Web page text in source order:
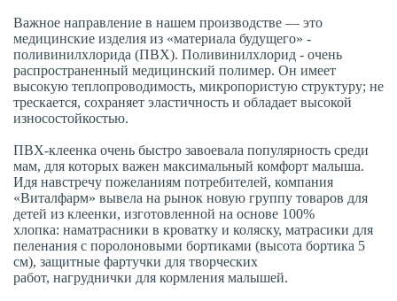
Важное направление в нашем производстве — это
медицинские изделия из «материала будущего» -
поливинилхлорида (ПВХ). Поливинилхлорид - очень
распространенный медицинский полимер. Он имеет
высокую теплопроводимость, микропористую структуру; не
трескается, сохраняет эластичность и обладает высокой
износостойкостью.
ПВХ-клеенка очень быстро завоевала популярность среди
мам, для которых важен максимальный комфорт малыша.
Идя навстречу пожеланиям потребителей, компания
«Виталфарм» вывела на рынок новую группу товаров для
детей из клеенки, изготовленной на основе 100%
хлопка: наматрасники в кроватку и коляску, матрасики для
пеленания с поролоновыми бортиками (высота бортика 5
см), защитные фартучки для творческих
работ, нагруднички для кормления малышей.